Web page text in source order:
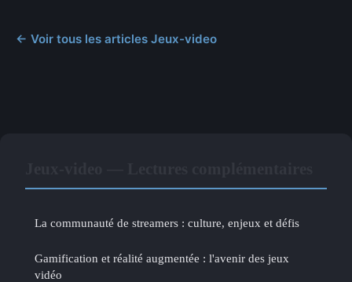
← Voir tous les articles Jeux-video
La communauté de streamers : culture, enjeux et défis
Gamification et réalité augmentée : l'avenir des jeux
vidéo